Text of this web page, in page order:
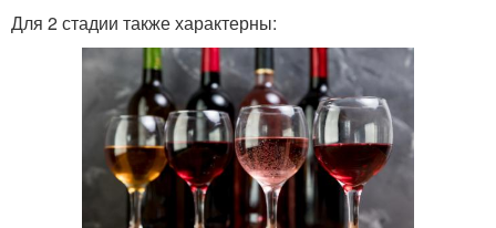
Для 2 стадии также характерны: